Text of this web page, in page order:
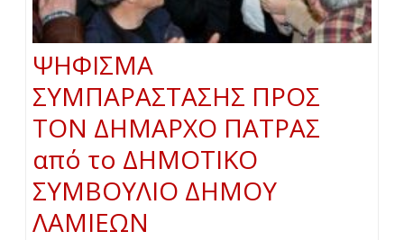
ΨΗΦΙΣΜΑ
ΣΥΜΠΑΡΑΣΤΑΣΗΣ ΠΡΟΣ
ΤΟΝ ΔΗΜΑΡΧΟ ΠΑΤΡΑΣ
από το ΔΗΜΟΤΙΚΟ
ΣΥΜΒΟΥΛΙΟ ΔΗΜΟΥ
ΛΑΜΙΕΩΝ